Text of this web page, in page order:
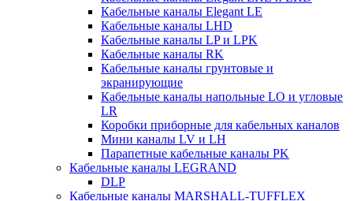
Кабельные каналы Elegant LE
Кабельные каналы LHD
Кабельные каналы LP и LPK
Кабельные каналы RK
Кабельные каналы грунтовые и
экранирующие
Кабельные каналы напольные LO и угловые
LR
Коробки приборные для кабельных каналов
Мини каналы LV и LH
Парапетные кабельные каналы PK
Кабельные каналы LEGRAND
DLP
Кабельные каналы MARSHALL-TUFFLEX